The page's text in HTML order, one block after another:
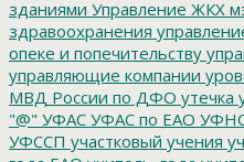
зданиями Управление ЖКХ
здравоохранения
опеке и попечительству
управляющие компании
МВД России по ДФО утечка
"@" УФАС УФАС по ЕАО
УФССП участковый учения